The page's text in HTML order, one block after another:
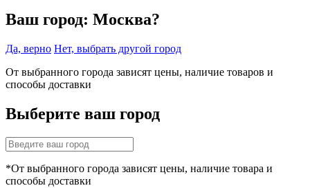
Ваш город: Москва?
Да, верно Нет, выбрать другой город
От выбранного города зависят цены, наличие товаров и
способы доставки
Выберите ваш город
*От выбранного города зависят цены, наличие товара и
способы доставки